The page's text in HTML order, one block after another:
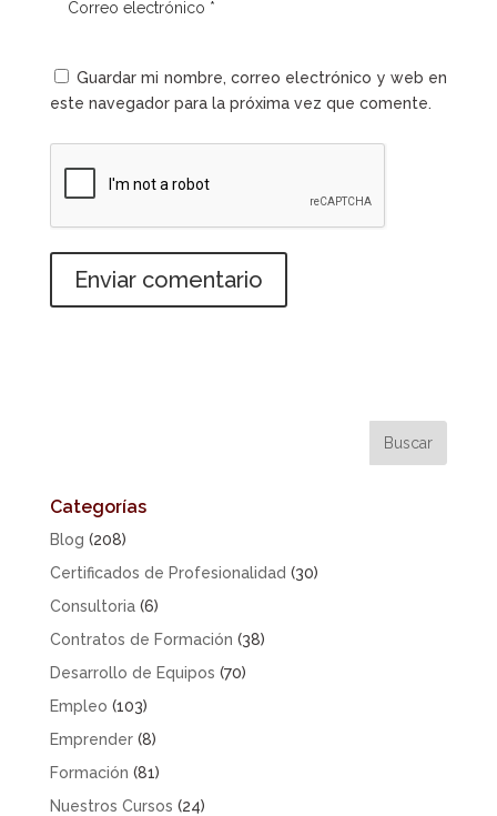
Guardar mi nombre, correo electrónico y web en
este navegador para la próxima vez que comente.
Categorías
Blog (208)
Certificados de Profesionalidad (30)
Consultoria(6)
Contratos de Formación (38)
Desarrollo de Equipos (70)
Empleo (103)
Emprender(8)
Formación (81)
Nuestros Cursos (24)